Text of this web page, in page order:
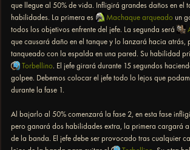
que llegue al 50% de vida. Infligirá grandes daños en el
habilidades. La primera es
Machaque arqueado un
todos los objetivos enfrente del jefe. La segunda será
que causará daño en el tanque y lo lanzará hacia atrás,
tanqueado con la espalda en una pared. Su habilidad
Torbellino. El jefe girará durante 15 segundos
golpee. Debemos colocar el jefe todo lo lejos que
durante la fase 1.
Al bajarlo al 50% comenzará la fase 2, en esta fase
pero ganará dos habilidades extra, la primera cargará
de la banda. El jefe debe ser provocado tras cualquier